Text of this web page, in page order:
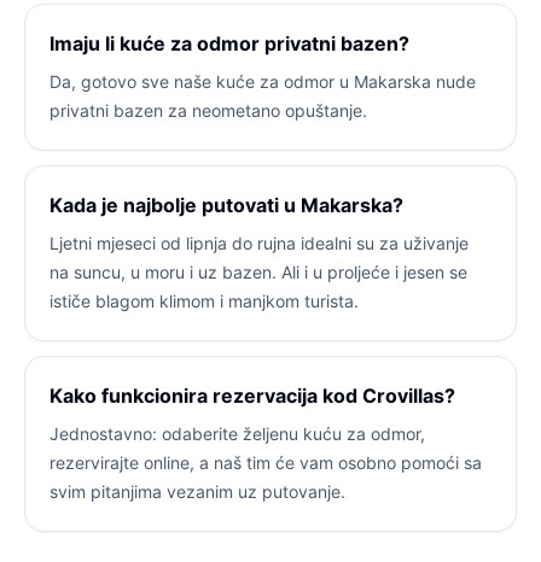
Imaju li kuće za odmor privatni bazen?
Da, gotovo sve naše kuće za odmor u Makarska nude
privatni bazen za neometano opuštanje.
Kada je najbolje putovati u Makarska?
Ljetni mjeseci od lipnja do rujna idealni su za uživanje
na suncu, u moru i uz bazen. Ali i u proljeće i jesen se
ističe blagom klimom i manjkom turista.
Kako funkcionira rezervacija kod Crovillas?
Jednostavno: odaberite željenu kuću za odmor,
rezervirajte online, a naš tim će vam osobno pomoći sa
svim pitanjima vezanim uz putovanje.